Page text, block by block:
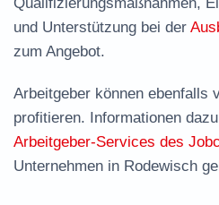
und Unterstützung bei der
zum Angebot.
Arbeitgeber können ebenfalls
profitieren. Informationen
Arbeitgeber-Services des
Unternehmen in Rodewisch